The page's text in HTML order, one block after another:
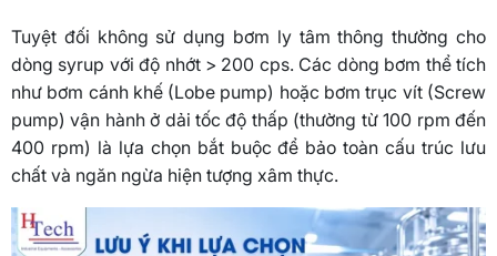
Tuyệt đối không sử dụng bơm ly tâm thông thường cho
dòng syrup với độ nhớt > 200 cps. Các dòng bơm thể tích
như bơm cánh khế (Lobe pump) hoặc bơm trục vít (Screw
pump) vận hành ở dải tốc độ thấp (thường từ 100 rpm đến
400 rpm) là lựa chọn bắt buộc để bảo toàn cấu trúc lưu
chất và ngăn ngừa hiện tượng xâm thực.